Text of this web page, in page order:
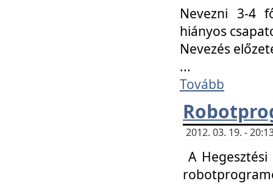
Nevezni 3-4
hiányos
Nevezés
...
Tovább
2012. 03. 19. -
A